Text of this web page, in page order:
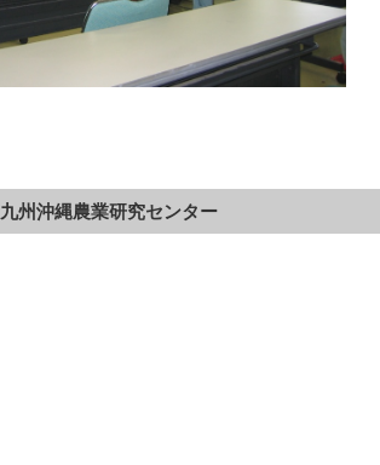
九州沖縄農業研究センター